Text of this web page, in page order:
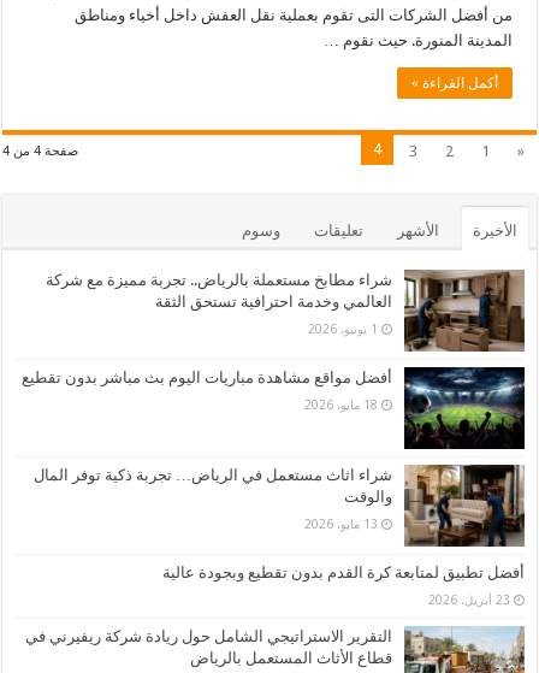
من أفضل الشركات التى تقوم بعملية نقل العفش داخل أخياء ومناطق
المدينة المنورة. حيث نقوم …
أكمل القراءة »
صفحة 4 من 4 «
1
2
3
4
الأخيرة الأشهر تعليقات وسوم
شراء مطابخ مستعملة بالرياض.. تجربة مميزة مع شركة
العالمي وخدمة احترافية تستحق الثقة
1 يونيو، 2026
أفضل مواقع مشاهدة مباريات اليوم بث مباشر بدون تقطيع
18 مايو، 2026
شراء اثاث مستعمل في الرياض… تجربة ذكية توفر المال
والوقت
13 مايو، 2026
أفضل تطبيق لمتابعة كرة القدم بدون تقطيع وبجودة عالية
23 أبريل، 2026
التقرير الاستراتيجي الشامل حول ريادة شركة ريفيرني في
قطاع الأثاث المستعمل بالرياض